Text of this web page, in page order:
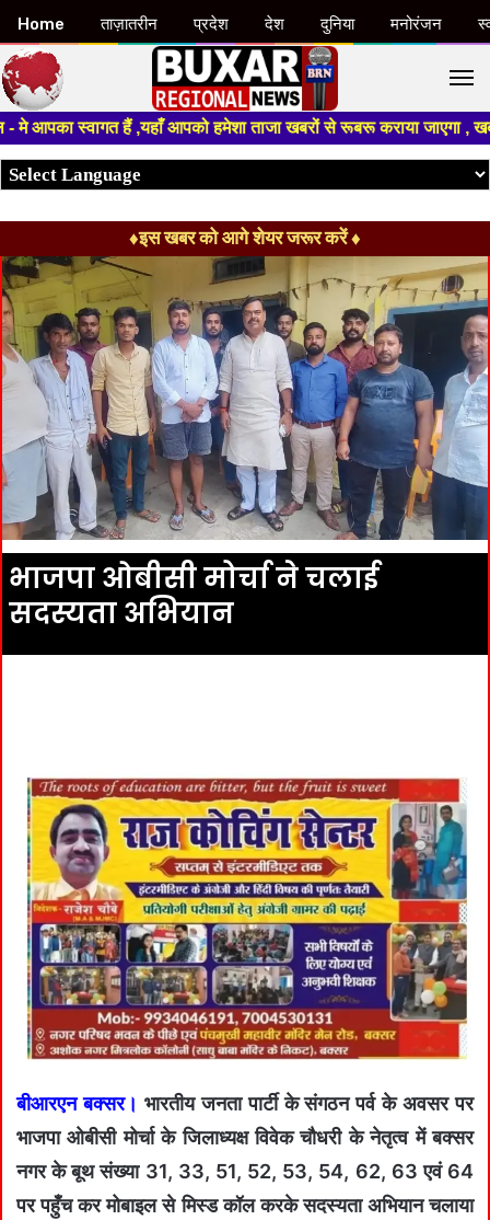
स्वागत हैं ,यहाँ आपको हमेशा ताजा खबरों से रूबरू कराया जाएगा , खबर
♦इस खबर को आगे शेयर जरूर करें ♦
भाजपा ओबीसी मोर्चा ने चलाई
सदस्यता अभियान
बीआरएन बक्सर। भारतीय जनता पार्टी के संगठन पर्व के अवसर पर
भाजपा ओबीसी मोर्चा के जिलाध्यक्ष विवेक चौधरी के नेतृत्व में बक्सर
नगर के बूथ संख्या 31, 33, 51, 52, 53, 54, 62, 63 एवं 64
पर पहुँच कर मोबाइल से मिस्ड कॉल करके सदस्यता अभियान चलाया
Home ताज़ातरीन प्रदेश देश दुनिया मनोरंजन